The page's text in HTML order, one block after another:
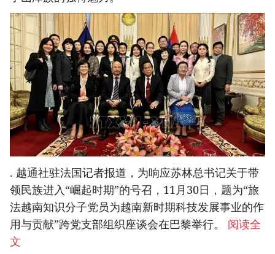
. 越通社驻法国记者报道，为响应苏林总书记关于带
领民族进入“崛起时期”的号召，11月30日，题为“旅
法越南知识分子党员为越南新时期科技发展事业的作
用与贡献”跨党支部组织座谈会在巴黎举行。 阅读全
文